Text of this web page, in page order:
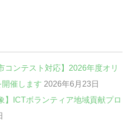
コンテスト対応】2026年度オリ
催します 2026年6月23日
】ICTボランティア地域貢献プロ